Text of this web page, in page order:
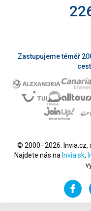
Zastupujeme téměř
© 2000–2026. Invia.cz,
Najdete nás na Invia.sk,